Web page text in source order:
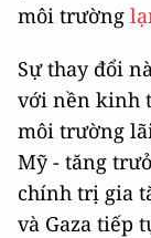
môi trường
Sự thay đổi
với nền kinh
môi trường
Mỹ - tăng
chính trị gia
và Gaza tiếp